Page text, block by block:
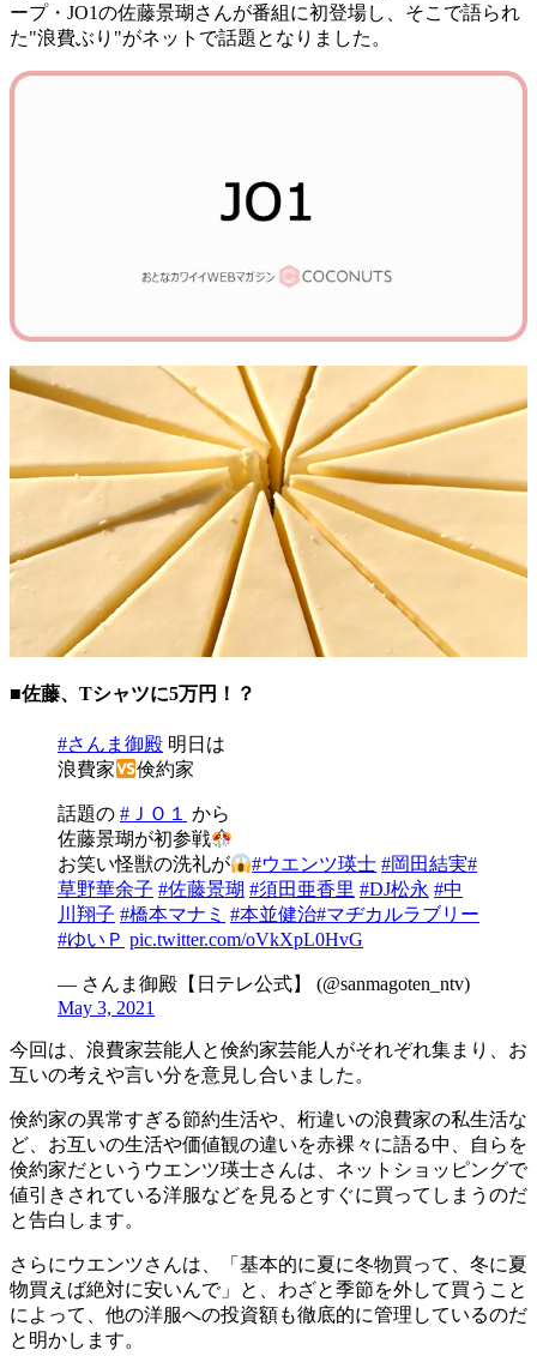
ープ・JO1の佐藤景瑚さんが番組に初登場し、そこで語られ
た"浪費ぶり"がネットで話題となりました。
■佐藤、Tシャツに5万円！？
#さんま御殿 明日は
浪費家
倹約家
話題の #ＪＯ１
から
佐藤景瑚が初参戦
お笑い怪獣の洗礼が
#ウエンツ瑛士 #岡田結実#
草野華余子 #佐藤景瑚 #須田亜香里 #DJ松永 #中
川翔子 #橋本マナミ #本並健治#マヂカルラブリー
#ゆいＰ pic.twitter.com/oVkXpL0HvG
— さんま御殿【日テレ公式】 (@sanmagoten_ntv)
May 3, 2021
今回は、浪費家芸能人と倹約家芸能人がそれぞれ集まり、お
互いの考えや言い分を意見し合いました。
倹約家の異常すぎる節約生活や、桁違いの浪費家の私生活な
ど、お互いの生活や価値観の違いを赤裸々に語る中、自らを
倹約家だというウエンツ瑛士さんは、ネットショッピングで
値引きされている洋服などを見るとすぐに買ってしまうのだ
と告白します。
さらにウエンツさんは、「基本的に夏に冬物買って、冬に夏
物買えば絶対に安いんで」と、わざと季節を外して買うこと
によって、他の洋服への投資額も徹底的に管理しているのだ
と明かします。